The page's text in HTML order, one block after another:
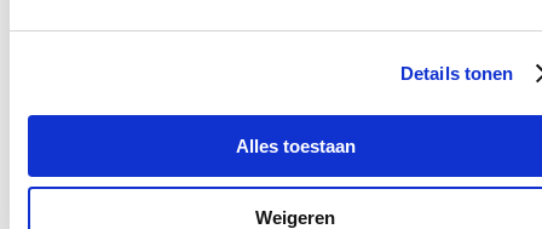
Details tonen
Alles toestaan
Weigeren
Autokeuring
Schoolomgeving
Blijf op de hoogte!